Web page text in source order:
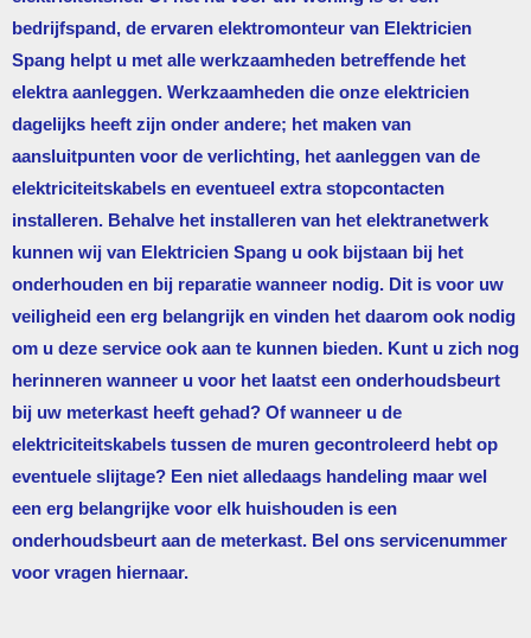
bedrijfspand, de ervaren elektromonteur van Elektricien
Spang helpt u met alle werkzaamheden betreffende het
elektra aanleggen. Werkzaamheden die onze elektricien
dagelijks heeft zijn onder andere; het maken van
aansluitpunten voor de verlichting, het aanleggen van de
elektriciteitskabels en eventueel extra stopcontacten
installeren. Behalve het installeren van het elektranetwerk
kunnen wij van Elektricien Spang u ook bijstaan bij het
onderhouden en bij reparatie wanneer nodig. Dit is voor uw
veiligheid een erg belangrijk en vinden het daarom ook nodig
om u deze service ook aan te kunnen bieden. Kunt u zich nog
herinneren wanneer u voor het laatst een onderhoudsbeurt
bij uw meterkast heeft gehad? Of wanneer u de
elektriciteitskabels tussen de muren gecontroleerd hebt op
eventuele slijtage? Een niet alledaags handeling maar wel
een erg belangrijke voor elk huishouden is een
onderhoudsbeurt aan de meterkast. Bel ons servicenummer
voor vragen hiernaar.